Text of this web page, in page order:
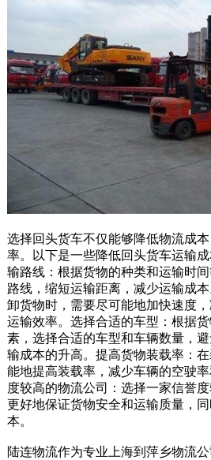
选择回头货车不仅能够降低物流成
率。以下是一些降低回头货车运输
输路线：根据货物的种类和运输时
路线，缩短运输距离，减少运输成
卸货物时，需要尽可能地加快速度
运输效率。选择合适的车型：根据
素，选择合适的车型和车辆数量，
输成本的升高。提高货物装载率：
能地提高装载率，减少车辆的空驶
度较高的物流公司：选择一家信誉
更好地保证货物安全和运输质量，
本。
陆连物流作为专业上海到萍乡物流